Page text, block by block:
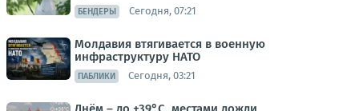
БЕНДЕРЫ Сегодня, 07:21
Молдавия втягивается в военную
инфраструктуру НАТО
ПАБЛИКИ Сегодня, 03:21